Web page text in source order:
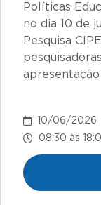
Políticas
no dia 10 de
Pesquisa
10/06/2026
08:30 às